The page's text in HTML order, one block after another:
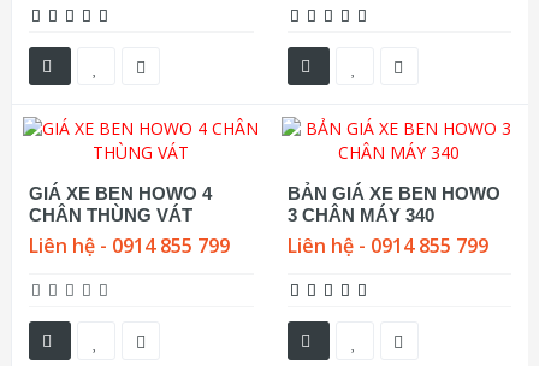
GIÁ XE BEN HOWO 4
CHÂN THÙNG VÁT
Liên hệ - 0914 855 799
BẢN GIÁ XE BEN HOWO
3 CHÂN MÁY 340
Liên hệ - 0914 855 799